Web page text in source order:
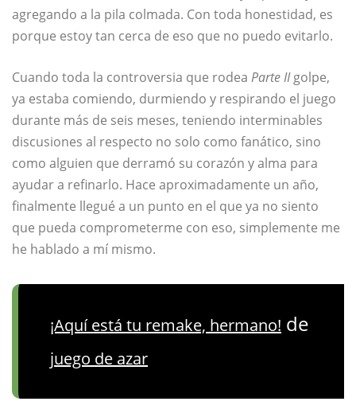
agregando a la pila colmada. Con toda honestidad, es
porque estoy tan cerca de eso que no puedo evitarlo.
Cuando toda la controversia que rodea Parte IIgolpe,
ya estaba comiendo, durmiendo y respirando el juego
durante más de seis meses, teniendo interminables
discusiones al respecto no solo como fanático, sino
como alguien que derramó su corazón y alma para
ayudar a refinarlo. Hace aproximadamente un año,
finalmente llegué a un punto en el que ya no siento
que pueda comprometerme con eso, simplemente me
he hablado a mí mismo.
¡Aquí está tu remake, hermano! de
juego de azar